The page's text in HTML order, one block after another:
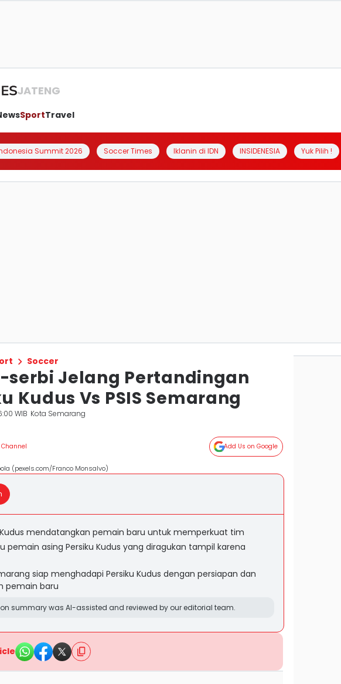
JATENG
SportTravel
Summit 2026 Soccer Times Iklanin di IDN INSIDENESIA Yuk Pilih !
Soccer
serbi Jelang Pertandingan
Kudus Vs PSIS Semarang
WIB Kota Semarang
Channel Add Us on Google
(pexels.com/Franco Monsalvo)
Kudus mendatangkan pemain baru untuk memperkuat tim
pemain asing Persiku Kudus yang diragukan tampil karena
siap menghadapi Persiku Kudus dengan persiapan dan
pemain baru
summary was AI-assisted and reviewed by our editorial team.